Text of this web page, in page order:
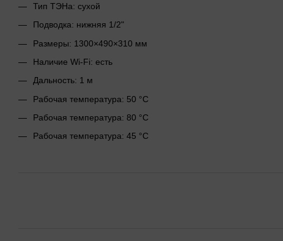
Тип ТЭНа: сухой
Подводка: нижняя 1/2"
Размеры: 1300×490×310 мм
Наличие Wi-Fi: есть
Дальность: 1 м
Рабочая температура: 50 °C
Рабочая температура: 80 °C
Рабочая температура: 45 °C